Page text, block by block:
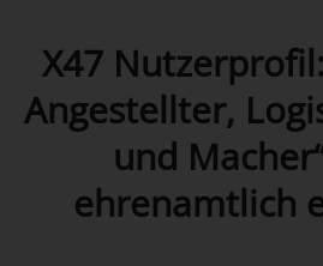
X47
Angestellter,
und
ehrenamtlich